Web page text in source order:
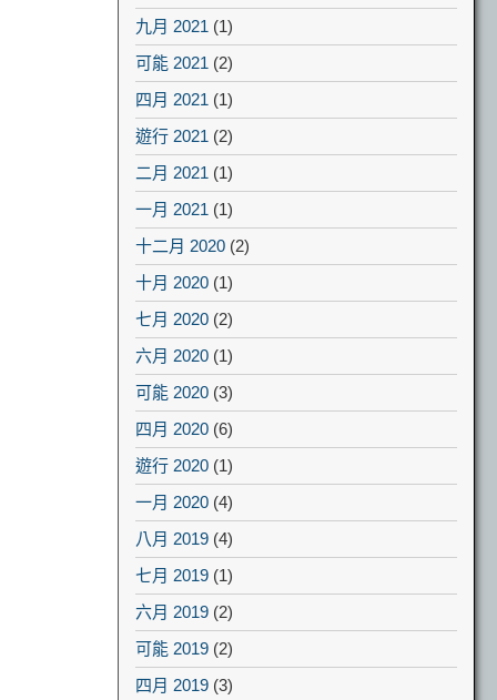
九月 2021 (1)
可能 2021 (2)
四月 2021 (1)
遊行 2021 (2)
二月 2021 (1)
一月 2021 (1)
十二月 2020 (2)
十月 2020 (1)
七月 2020 (2)
六月 2020 (1)
可能 2020 (3)
四月 2020 (6)
遊行 2020 (1)
一月 2020 (4)
八月 2019 (4)
七月 2019 (1)
六月 2019 (2)
可能 2019 (2)
四月 2019 (3)